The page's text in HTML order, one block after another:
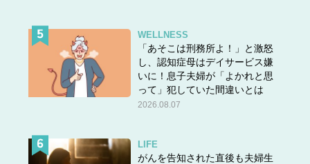
WELLNESS
「あそこは刑務所よ！」と激怒
し、認知症母はデイサービス嫌
いに！息子夫婦が「よかれと思
って」犯していた間違いとは
2026.08.07
LIFE
がんを告知された直後も夫婦生